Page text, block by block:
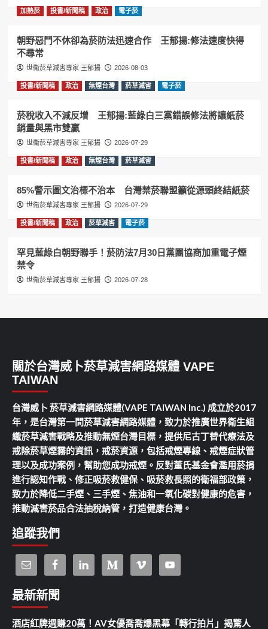
加熱菸 投書/新聞稿 政治 電子菸
朝野惡鬥不休卻為菸防法迅速合作 王郁揚:修法速度快得
不尋常
世衛菸草減害專家 王郁揚 2026-08-03
投書/新聞稿 政治 無煙台灣 菸草減害 電子菸
菸稅收入不減反增 王郁揚:藍綠白三黨錯誤修法將讓紙菸
銷量與黑市雙贏
世衛菸草減害專家 王郁揚 2026-07-29
投書/新聞稿 政治 無煙台灣 菸草減害
85%警示圖文治標不治本 台灣禁菸聯盟籲從源頭終結紙菸
世衛菸草減害專家 王郁揚 2026-07-29
投書/新聞稿 政治 菸草減害 電子菸
罕見藍綠白朝野聯手！菸防法7月30日黨團協商加重電子煙
禁令
世衛菸草減害專家 王郁揚 2026-07-28
關於台灣威卜菸草減害網路媒體 VAPE
TAIWAN
台灣威卜 菸草減害網路媒體(VAPE TAIWAN Inc.) 成立於2017
年，是台灣第一間菸草減害網路媒體，致力於推廣世界衛生組
織菸草減害戰略及推動無煙台灣目標，提供尼古丁替代療法及
戒除菸草煙霧的資訊，戒菸資源，包括戒煙專線、戒煙症狀管
理以及成功案例，幫助您成功戒煙。反對董氏基金會濫用菸捐
進行認知作戰、修正吸菸救健保、吸菸救長照的衛福部政策，
致力於降低二手煙、三手煙、焦油和一氧化碳對健康的危害，
推動減害菸品合法抽稅納管，打造健康台灣。
追蹤我們
最新新聞
酒店紅牌週賺20萬！AV女優喬喬爆黑幕「轉行拍片」揭驚人